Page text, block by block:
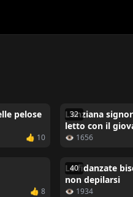
pelose
👍 10
32
L'anziana
letto con il
👁 1656
👍 8
40
Le fidanzate
non depilarsi
👁 1934